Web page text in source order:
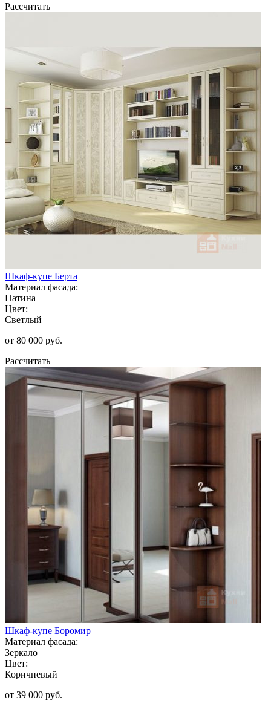
Рассчитать
Шкаф-купе Берта
Материал фасада:
Патина
Цвет:
Светлый
от 80 000 руб.
Рассчитать
Шкаф-купе Боромир
Материал фасада:
Зеркало
Цвет:
Коричневый
от 39 000 руб.